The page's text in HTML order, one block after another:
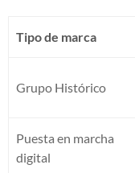
Tipo de marca
Grupo Histórico
Puesta en marcha
digital